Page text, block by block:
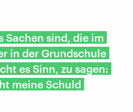
Sachen sind, die im
in der Grundschule
es Sinn, zu sagen:
meine Schuld